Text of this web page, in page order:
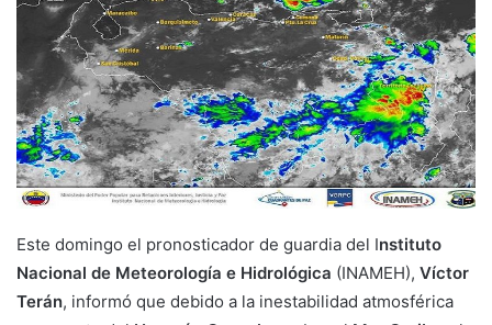
Este domingo el pronosticador de guardia del Instituto
Nacional de Meteorología e Hidrológica (INAMEH), Víctor
Terán, informó que debido a la inestabilidad atmosférica